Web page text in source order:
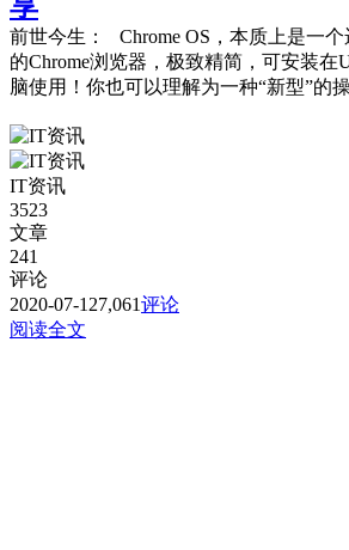
享
前世今生： Chrome OS，本质上是一
的Chrome浏览器，极致精简，可安装在
脑使用！你也可以理解为一种“新型”的
IT资讯
3523
文章
241
评论
2020-07-127,061评论
阅读全文